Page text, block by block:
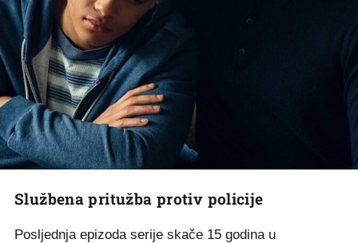
Službena pritužba protiv policije
Posljednja epizoda serije skače 15 godina u